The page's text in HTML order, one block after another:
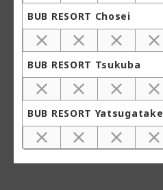
BUB RESORT Chosei
BUB RESORT Tsukuba
BUB RESORT Yatsugatake